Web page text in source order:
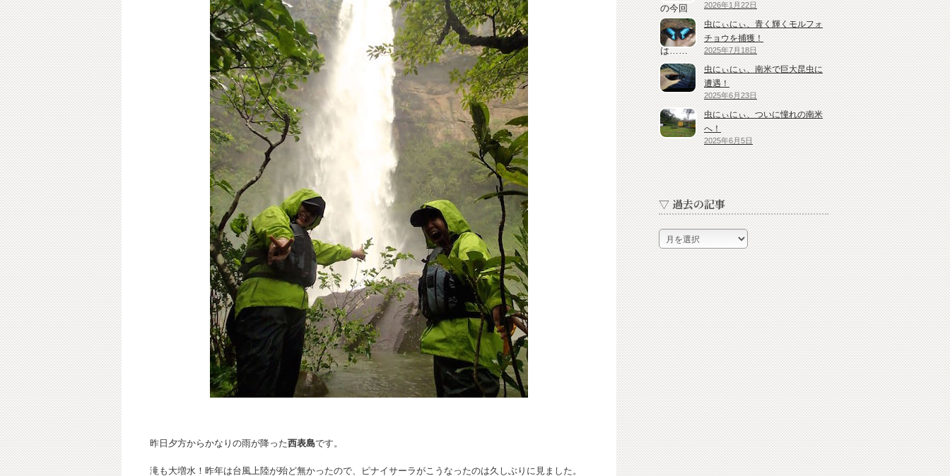
昨日夕方からかなりの雨が降った西表島です。
滝も大増水！昨年は台風上陸が殆ど無かったので、ピナイサーラがこうなったのは久しぶりに見ました。
2026年1月22日
虫にぃにぃ、青く輝くモルフォ
チョウを捕獲！
2025年7月18日
虫にぃにぃ、南米で巨大昆虫に
遭遇！
2025年6月23日
虫にぃにぃ、ついに憧れの南米
へ！
2025年6月5日
▽ 過去の記事
▽
過
去
の
記
事